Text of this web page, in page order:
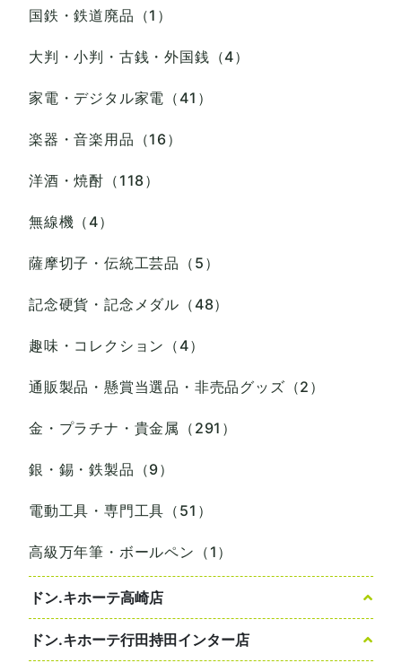
国鉄・鉄道廃品（1）
大判・小判・古銭・外国銭（4）
家電・デジタル家電（41）
楽器・音楽用品（16）
洋酒・焼酎（118）
無線機（4）
薩摩切子・伝統工芸品（5）
記念硬貨・記念メダル（48）
趣味・コレクション（4）
通販製品・懸賞当選品・非売品グッズ（2）
金・プラチナ・貴金属（291）
銀・錫・鉄製品（9）
電動工具・専門工具（51）
高級万年筆・ボールペン（1）
ドン.キホーテ高崎店
ドン.キホーテ行田持田インター店